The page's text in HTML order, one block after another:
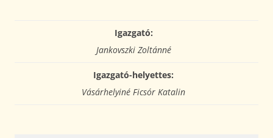
Igazgató:
Jankovszki Zoltánné
Igazgató-helyettes:
Vásárhelyiné Ficsór Katalin